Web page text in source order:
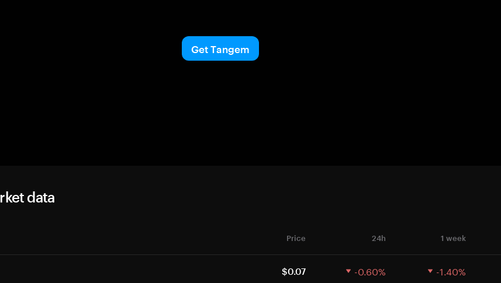
Get Tangem
data
Price 24h 1 week
$0.07 -0.60% -1.40%